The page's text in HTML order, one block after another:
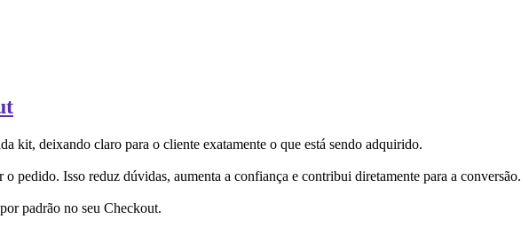
kit, deixando claro para o cliente exatamente o que está sendo adquirido.
pedido. Isso reduz dúvidas, aumenta a confiança e contribui diretamente para a conversão.
padrão no seu Checkout.